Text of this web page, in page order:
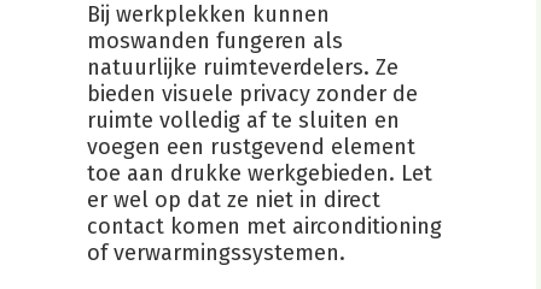
Bij werkplekken kunnen
moswanden fungeren als
natuurlijke ruimteverdelers. Ze
bieden visuele privacy zonder de
ruimte volledig af te sluiten en
voegen een rustgevend element
toe aan drukke werkgebieden. Let
er wel op dat ze niet in direct
contact komen met airconditioning
of verwarmingssystemen.